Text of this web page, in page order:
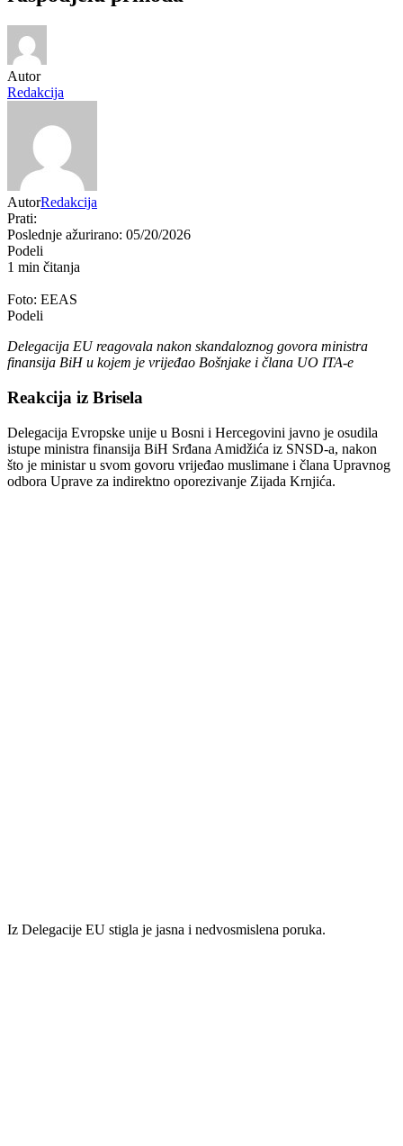
Autor
Redakcija
AutorRedakcija
Prati:
Poslednje ažurirano: 05/20/2026
Podeli
1 min čitanja
Foto: EEAS
Podeli
Delegacija EU reagovala nakon skandaloznog govora ministra
finansija BiH u kojem je vrijeđao Bošnjake i člana UO ITA-e
Reakcija iz Brisela
Delegacija Evropske unije u Bosni i Hercegovini javno je osudila
istupe ministra finansija BiH Srđana Amidžića iz SNSD-a, nakon
što je ministar u svom govoru vrijeđao muslimane i člana Upravnog
odbora Uprave za indirektno oporezivanje Zijada Krnjića.
Iz Delegacije EU stigla je jasna i nedvosmislena poruka.